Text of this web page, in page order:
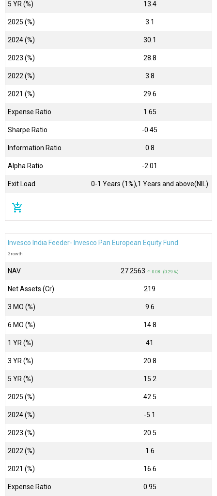
5 YR (%) 13.4
2025 (%) 3.1
2024 (%) 30.1
2023 (%) 28.8
2022 (%) 3.8
2021 (%) 29.6
Expense Ratio 1.65
Sharpe Ratio -0.45
Information Ratio 0.8
Alpha Ratio -2.01
Exit Load 0-1 Years (1%),1 Years and above(NIL)
add_shopping_cart
Invesco India Feeder- Invesco Pan European Equity Fund
Growth
NAV ₹27.2563 ↑ 0.08 (0.29 %)
Net Assets (Cr) ₹219
3 MO (%) 9.6
6 MO (%) 14.8
1 YR (%) 41
3 YR (%) 20.8
5 YR (%) 15.2
2025 (%) 42.5
2024 (%) -5.1
2023 (%) 20.5
2022 (%) 1.6
2021 (%) 16.6
Expense Ratio 0.95